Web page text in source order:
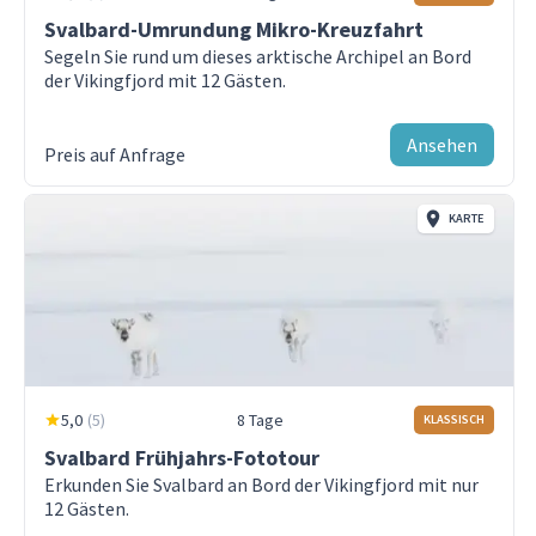
lichtdurchflutetes skandinavisches Design. Die
**Vikingfjor …Mehr Info zum Schiff Vikingfjord
Signature Einzelzimmer
Typ: Single
Max. Belegung : 1
Mehr zu dieser Kabine
Typ :
Mehr zu
Smeerenburgfjord
Woodfjorden
Kongsvegen und Kongsbreen
Krossfjorden
Fjortende Julibukta
Nicht inklusive
Flüge und Transfers vom Flughafen zum Hotel
Alle zusätzlichen Kosten wie Eintrittspreise für
Svalbard-Umrundung Mikro-Kreuzfahrt
Segeln Sie rund um dieses arktische Archipel an Bord
der Vikingfjord mit 12 Gästen.
Preis auf Anfrage Ansehen
KARTE
5,0 (5) 8 Tage KLASSISCH
Svalbard Frühjahrs-Fototour
Erkunden Sie Svalbard an Bord der Vikingfjord mit nur
12 Gästen.